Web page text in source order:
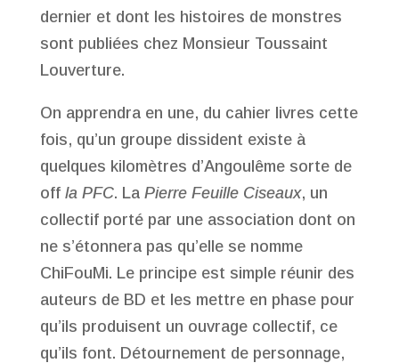
dernier et dont les histoires de monstres
sont publiées chez Monsieur Toussaint
Louverture.
On apprendra en une, du cahier livres cette
fois, qu’un groupe dissident existe à
quelques kilomètres d’Angoulême sorte de
off la PFC. La Pierre Feuille Ciseaux, un
collectif porté par une association dont on
ne s’étonnera pas qu’elle se nomme
ChiFouMi. Le principe est simple réunir des
auteurs de BD et les mettre en phase pour
qu’ils produisent un ouvrage collectif, ce
qu’ils font. Détournement de personnage,